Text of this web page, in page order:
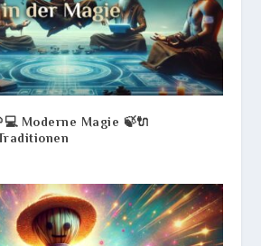
Moderne Magie 🍃🔌